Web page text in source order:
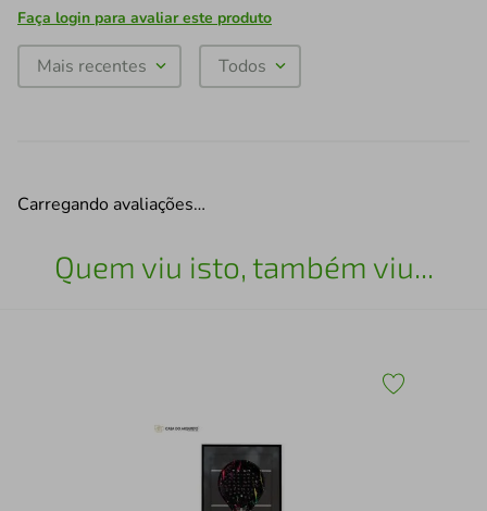
Faça login para avaliar este produto
Mais recentes Todos
Carregando avaliações…
Quem viu isto, também viu...